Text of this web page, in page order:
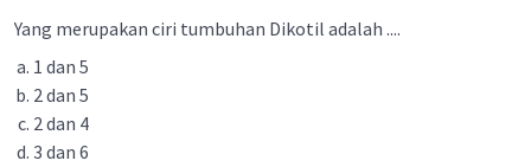
Yang merupakan ciri tumbuhan Dikotil adalah ....
1 dan 5
2 dan 5
2 dan 4
3 dan 6